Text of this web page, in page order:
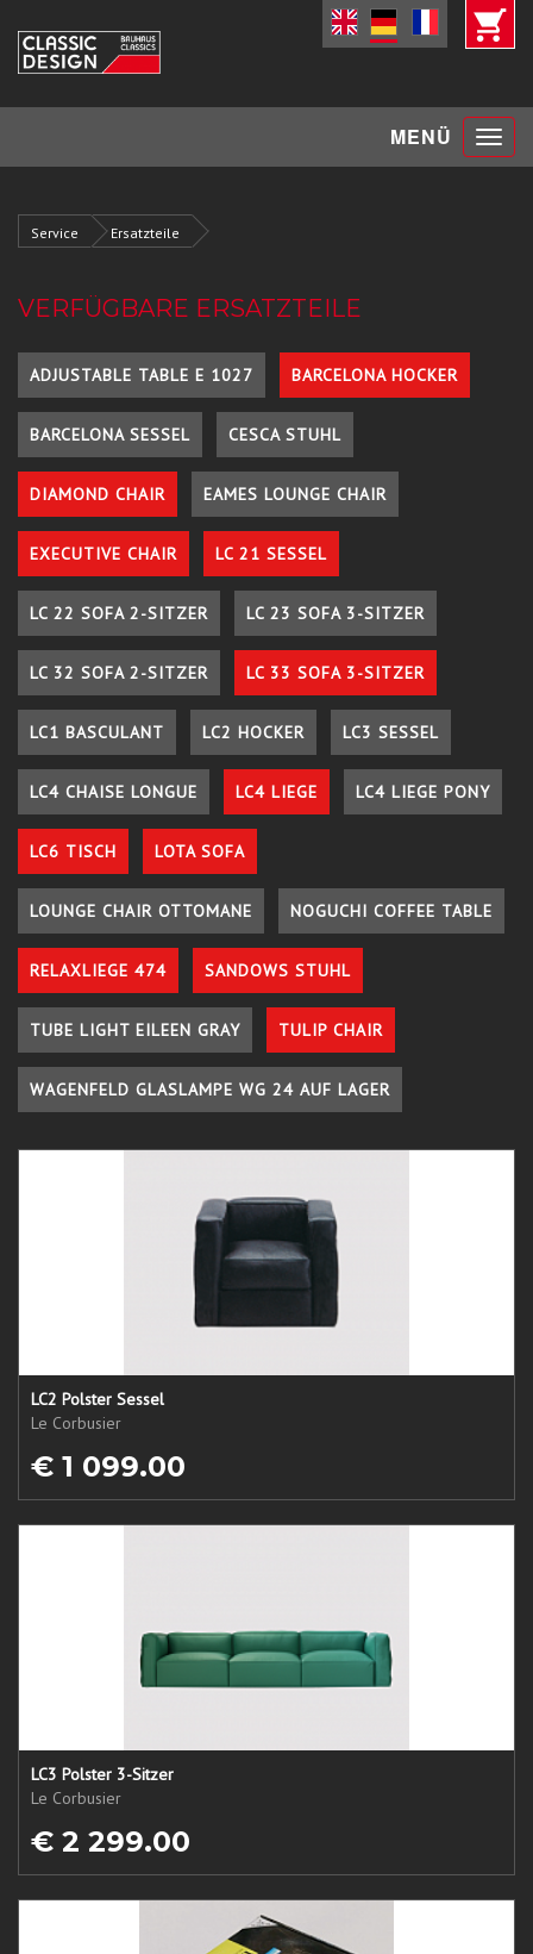
MENÜ Toggle
Service Ersatzteile
VERFÜGBARE ERSATZTEILE
ADJUSTABLE TABLE E 1027 BARCELONA HOCKER
BARCELONA SESSEL CESCA STUHL
DIAMOND CHAIR EAMES LOUNGE CHAIR
EXECUTIVE CHAIR LC 21 SESSEL
LC 22 SOFA 2-SITZER LC 23 SOFA 3-SITZER
LC 32 SOFA 2-SITZER LC 33 SOFA 3-SITZER
LC1 BASCULANT LC2 HOCKER LC3 SESSEL
LC4 CHAISE LONGUE LC4 LIEGE LC4 LIEGE PONY
LC6 TISCH LOTA SOFA
LOUNGE CHAIR OTTOMANE NOGUCHI COFFEE TABLE
RELAXLIEGE 474 SANDOWS STUHL
TUBE LIGHT EILEEN GRAY TULIP CHAIR
WAGENFELD GLASLAMPE WG 24 AUF LAGER
LC2 Polster Sessel
Le Corbusier
€ 1 099.00
LC3 Polster 3-Sitzer
Le Corbusier
€ 2 299.00